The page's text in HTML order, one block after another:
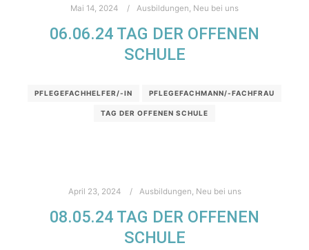
Mai 14, 2024 Ausbildungen, Neu bei uns
06.06.24 TAG DER OFFENEN
SCHULE
PFLEGEFACHHELFER/-IN PFLEGEFACHMANN/-FACHFRAU
TAG DER OFFENEN SCHULE
April 23, 2024 Ausbildungen, Neu bei uns
08.05.24 TAG DER OFFENEN
SCHULE